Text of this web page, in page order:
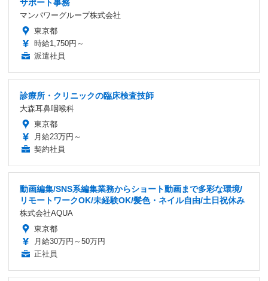
サポート事務
マンパワーグループ株式会社
東京都
時給1,750円～
派遣社員
診療所・クリニックの臨床検査技師
大森耳鼻咽喉科
東京都
月給23万円～
契約社員
動画編集/SNS系編集業務からショート動画まで多彩な環境/
リモートワークOK/未経験OK/髪色・ネイル自由/土日祝休み
株式会社AQUA
東京都
月給30万円～50万円
正社員